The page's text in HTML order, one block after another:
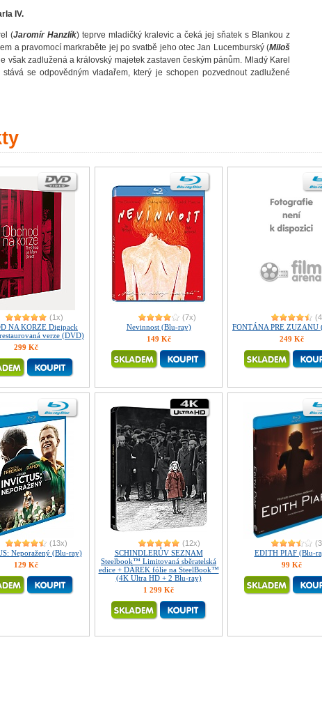
IV.
(Jaromír Hanzlík) teprve mladičký kralevic a čeká jej sňatek s Blankou z
a pravomocí markraběte jej po svatbě jeho otec Jan Lucemburský (Miloš
však zadlužená a královský majetek zastaven českým pánům. Mladý Karel
se odpovědným vladařem, který je schopen pozvednout zadlužené
(1x)
NA KORZE Digipack
verze (DVD)
299 Kč
(7x)
Nevinnost (Blu-ray)
149 Kč
FONTÁNA PRE ZUZANU
249 Kč
(13x)
Neporažený (Blu-ray)
129 Kč
(12x)
SCHINDLERŮV SEZNAM
Steelbook™ Limitovaná sběratelská
edice + DÁREK fólie na SteelBook™
(4K Ultra HD + 2 Blu-ray)
1 299 Kč
EDITH PIAF (Blu-
99 Kč